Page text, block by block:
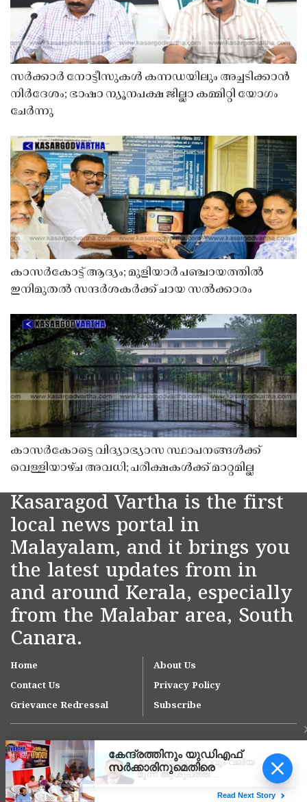
സർക്കാർ നോട്ടീസുകൾ കന്നഡയിലും അച്ചടിക്കാൻ
നിർദേശം; ഭാഷാ ന്യൂനപക്ഷ ജില്ലാ കമ്മിറ്റി യോഗം
ചേർന്നു
കാസർകോട്ട് ആദ്യം; മുളിയാർ പഞ്ചായത്തിൽ
ഇനിമുതൽ സന്ദർശകർക്ക് ചായ സൽക്കാരം
കാസർകോട്ടെ വിദ്യാഭ്യാസ സ്ഥാപനങ്ങൾക്ക്
വെള്ളിയാഴ്ച അവധി; പരീക്ഷകൾക്ക് മാറ്റമില്ല
Kasaragod Vartha is the first
local news portal in
Malayalam, and it brings you
the latest updates from in
and around Kerala, especially
from the Malabar area, South
Canara.
Home
About Us
Contact Us
Privacy Policy
Grievance Redressal
Subscribe
'ഇന്ത്യയിലെ ഏറ്റവും വലിയ
മൂന്ന് ആശുപത്രി
ആസ്റ്റർ ഡിഎം ക്വാളിറ്റി